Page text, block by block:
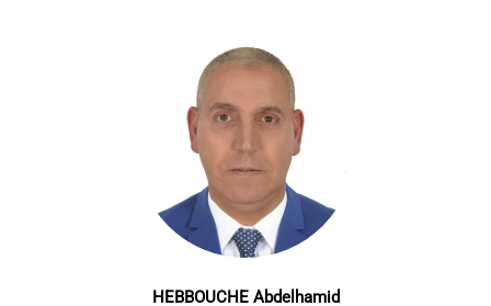
HEBBOUCHE Abdelhamid